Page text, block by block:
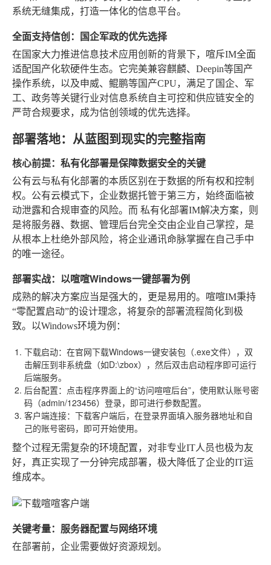
系统无缝集成，打造一体化的信息平台。
全面支持信创：国企军政的优先选择
在国家大力推进信息技术应用创新的背景下，喧斥IM全面
适配国产化软硬件生态。它完美兼容麒麟、Deepin等国产
操作系统，以及申威、鲲鹏等国产CPU，满足了国企、军
工、政务等关键行业对信息系统自主可控和供应链安全的
严苛合规要求，成为信创领域的优先选择。
部署落地：从蓝图到现实的完整指南
核心前提：私有化部署是保障数据安全的关键
公有云与私有化部署的本质区别在于数据的所有权和控制
权。公有云模式下，企业数据托管于第三方，始终面临被
动泄露和合规审查的风险。而 私有化部署IM解决方案，则
是将服务器、数据、管理后台完全交由企业自己掌控，是
从根本上杜绝外部风险，将企业通讯命脉掌握在自己手中
的唯一途径。
部署实战：以喧喧Windows一键部署为例
成熟的解决方案应当是强大的，更是易用的。喧喧IM秉持
“零配置启动”的设计理念，将复杂的部署流程简化到极
致。以Windows环境为例：
下载启动：在官网下载Windows一键安装包（.exe文件），双
击解压到非系统盘（如D:\zbox），然后双击启动程序即可运行
后端服务。
后台配置：点击程序界面上的“访问喧喧后台”，使用默认账号密
码（admin/123456）登录，即可进行参数配置。
客户端连接：下载客户端后，在登录界面填入服务器地址和自
己的账号密码，即可开始使用。
整个过程无需复杂的环境配置，对非专业IT人员也极为友
好，真正实现了一分钟完成部署，极大降低了企业的IT运
维成本。
关键考量：服务器配置与网络环境
在部署前，企业需要做好资源规划。